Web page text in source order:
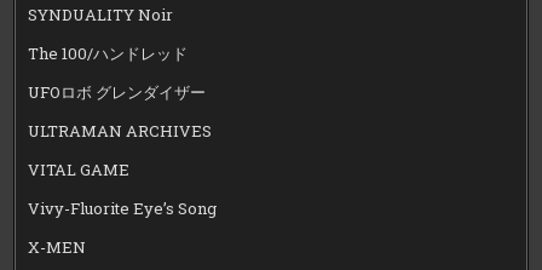
SYNDUALITY Noir
The 100/ハンドレッド
UFOロボ グレンダイザー
ULTRAMAN ARCHIVES
VITAL GAME
Vivy-Fluorite Eye’s Song
X-MEN